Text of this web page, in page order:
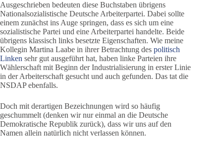
Ausgeschrieben bedeuten diese Buchstaben übrigens
Nationalsozialistische Deutsche Arbeiterpartei. Dabei sollte
einem zunächst ins Auge springen, dass es sich um eine
sozialistische Partei und eine Arbeiterpartei handelte. Beide
übrigens klassisch links besetzte Eigenschaften. Wie meine
Kollegin Martina Laabe in ihrer Betrachtung des politisch
Linken sehr gut ausgeführt hat, haben linke Parteien ihre
Wählerschaft mit Beginn der Industrialisierung in erster Linie
in der Arbeiterschaft gesucht und auch gefunden. Das tat die
NSDAP ebenfalls.
Doch mit derartigen Bezeichnungen wird so häufig
geschummelt (denken wir nur einmal an die Deutsche
Demokratische Republik zurück), dass wir uns auf den
Namen allein natürlich nicht verlassen können.